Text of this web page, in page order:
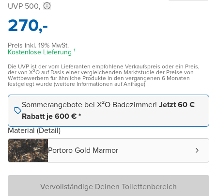
UVP 500,-
270,-
Preis inkl. 19% MwSt.
Kostenlose Lieferung ¹
Die UVP ist der vom Lieferanten empfohlene Verkaufspreis oder ein Preis,
der von X²O auf Basis einer vergleichenden Marktstudie der Preise von
Wettbewerbern für ähnliche Produkte in den vergangenen 6 Monaten
festgelegt wurde (weitere Informationen auf Anfrage)
Sommerangebote bei X²O Badezimmer! Jetzt 60 €
Rabatt je 600 € *
Material (Detail)
Portoro Gold Marmor
Vervollständige Deinen Toilettenbereich